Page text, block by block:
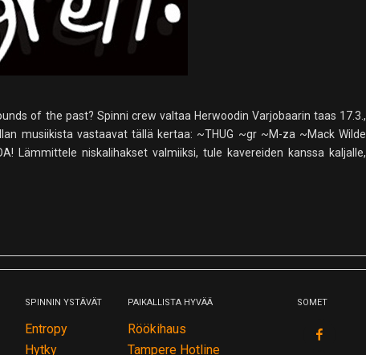
of the past? Spinni crew valtaa Herwoodin Varjobaarin taas 17.3.,
musiikista vastaavat tällä kertaa: ~THUG ~gr ~M-za ~Mack Wilde
Lämmittele niskalihakset valmiiksi, tule kavereiden kanssa kaljalle,
SPINNIN YSTÄVÄT
Entropy
Hytky
PAIKALLISTA HYVÄÄ
Röökihaus
Tampere Hotline
SOMET
fb